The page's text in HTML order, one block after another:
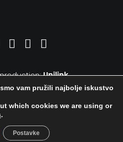
Unilink
vam pružili najbolje iskustvo
which cookies we are using or
.
Postavke